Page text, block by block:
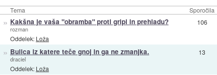
Tema Sporočila
» Kakšna je vaša "obramba" proti gripi in prehladu?
rozman
Oddelek: Loža
106
» Bulica iz katere teče gnoj in ga ne zmanjka.
draciel
Oddelek: Loža
13